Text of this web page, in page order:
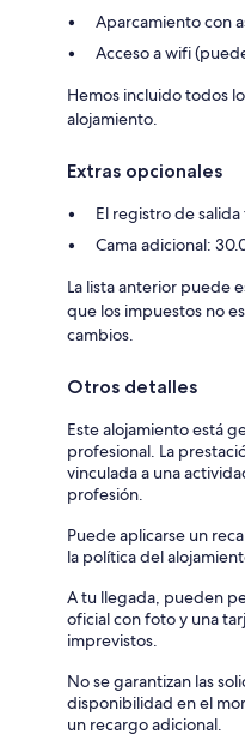
Aparcamiento con
Acceso a wifi
Hemos incluido todos
alojamiento.
Extras opcionales
El registro de
Cama adicional:
La lista anterior puede
que los impuestos no
cambios.
Otros detalles
Este alojamiento está
profesional. La
vinculada a una
profesión.
Puede aplicarse un
la política del
A tu llegada, pueden
oficial con foto y una
imprevistos.
No se garantizan las
disponibilidad en el
un recargo adicional.